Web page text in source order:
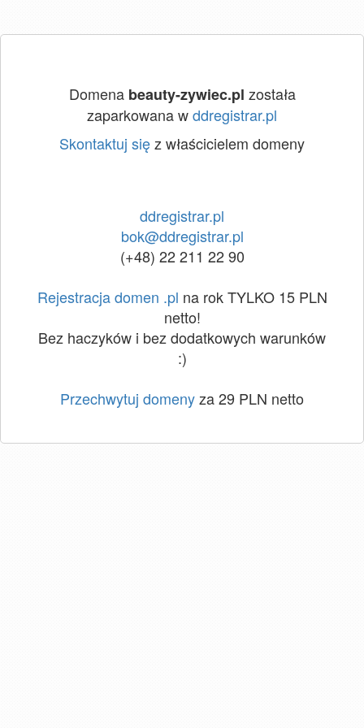
Domena beauty-zywiec.pl została
zaparkowana wddregistrar.pl
Skontaktuj sięz właścicielem domeny
ddregistrar.pl
bok@ddregistrar.pl
(+48) 22 211 22 90
Rejestracja domen .pl na rok TYLKO 15 PLN
netto!
Bez haczyków i bez dodatkowych warunków
:)
Przechwytuj domenyza 29 PLN netto